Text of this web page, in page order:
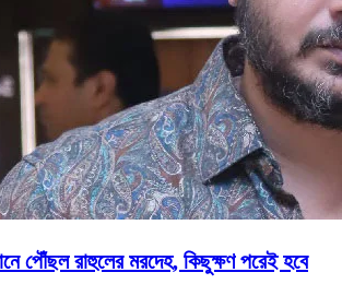
পৌঁছল রাহুলের মরদেহ, কিছুক্ষণ পরেই হবে